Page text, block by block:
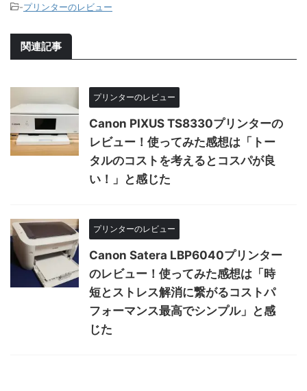
-プリンターのレビュー
関連記事
プリンターのレビュー
Canon PIXUS TS8330プリンターの
レビュー！使ってみた感想は「トー
タルのコストを考えるとコスパが良
い！」と感じた
プリンターのレビュー
Canon Satera LBP6040プリンター
のレビュー！使ってみた感想は「時
短とストレス解消に繋がるコストパ
フォーマンス最高でシンプル」と感
じた